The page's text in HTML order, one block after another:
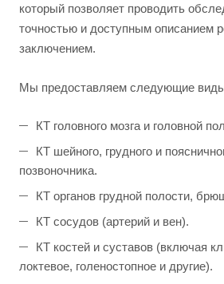
который позволяет проводить
точностью и доступным описанием
заключением.
Мы предоставляем следующие
КТ головного мозга и головной
КТ шейного, грудного и
позвоночника.
КТ органов грудной полости,
КТ сосудов (артерий и вен).
КТ костей и суставов (включая
локтевое, голеностопное и другие).